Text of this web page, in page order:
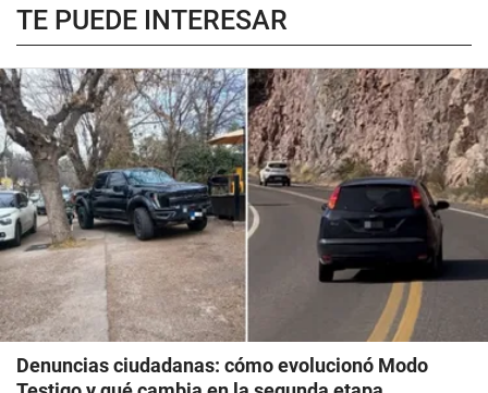
TE PUEDE INTERESAR
Denuncias ciudadanas: cómo evolucionó Modo